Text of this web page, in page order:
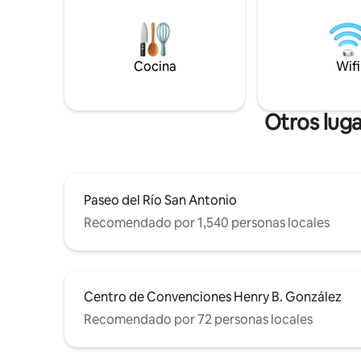
Riverwalk (entrada principal): 19 minutos
a pie (0,9 millas) • Hemisphere Park: 14
minutos a pie (0,7 millas). • Torre de las
Américas: 15 minutos a pie (0,7 millas) •
Mall – 5
Arts
– 9
Cocina Wifi
Otros
Paseo del Río San Antonio
Recomendado por 1,540 personas locales
Centro de Convenciones Henry B. González
Recomendado por 72 personas locales